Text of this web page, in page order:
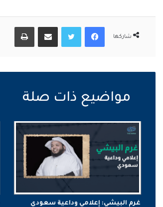
شاركها
فيسبوكتويتر مشاركة عبر البريد طباعة
غرم البيشي: إعلامي وداعية سعودي